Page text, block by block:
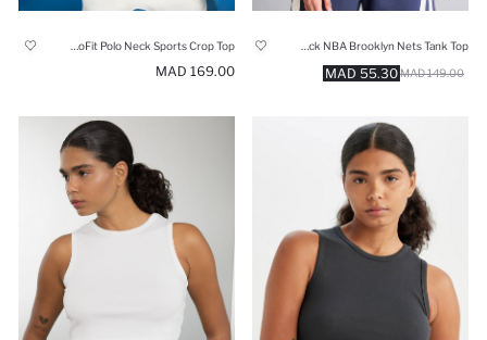
55.30 MAD 149.00 MAD
169.00 MAD